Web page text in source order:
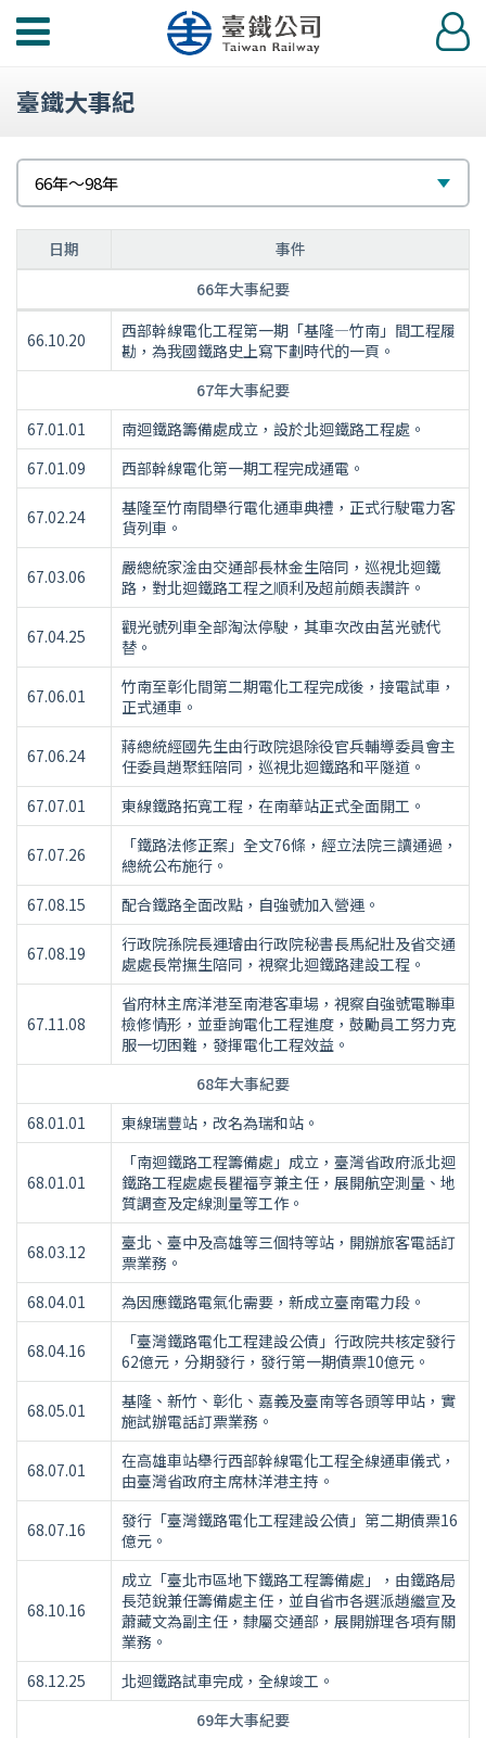
功
選
登
入
臺鐵大事紀
選
66年～98年
年
～
年
大
事
日期
事件
66年大事紀要
66.10.20
西部幹線電化工程第一期「基隆—竹南」間工程履
勘，為我國鐵路史上寫下劃時代的一頁。
67年大事紀要
67.01.01
南迴鐵路籌備處成立，設於北迴鐵路工程處。
67.01.09
西部幹線電化第一期工程完成通電。
67.02.24
基隆至竹南間舉行電化通車典禮，正式行駛電力客
貨列車。
67.03.06
嚴總統家淦由交通部長林金生陪同，巡視北迴鐵
路，對北迴鐵路工程之順利及超前頗表讚許。
67.04.25
觀光號列車全部淘汰停駛，其車次改由莒光號代
替。
67.06.01
竹南至彰化間第二期電化工程完成後，接電試車，
正式通車。
67.06.24
蔣總統經國先生由行政院退除役官兵輔導委員會主
任委員趙聚鈺陪同，巡視北迴鐵路和平隧道。
67.07.01
東線鐵路拓寬工程，在南華站正式全面開工。
67.07.26
「鐵路法修正案」全文76條，經立法院三讀通過，
總統公布施行。
67.08.15
配合鐵路全面改點，自強號加入營運。
67.08.19
行政院孫院長運璿由行政院秘書長馬紀壯及省交通
處處長常撫生陪同，視察北迴鐵路建設工程。
67.11.08
省府林主席洋港至南港客車場，視察自強號電聯車
檢修情形，並垂詢電化工程進度，鼓勵員工努力克
服一切困難，發揮電化工程效益。
68年大事紀要
68.01.01
東線瑞豐站，改名為瑞和站。
68.01.01
「南迴鐵路工程籌備處」成立，臺灣省政府派北迴
鐵路工程處處長瞿福亨兼主任，展開航空測量、地
質調查及定線測量等工作。
68.03.12
臺北、臺中及高雄等三個特等站，開辦旅客電話訂
票業務。
68.04.01
為因應鐵路電氣化需要，新成立臺南電力段。
68.04.16
「臺灣鐵路電化工程建設公債」行政院共核定發行
62億元，分期發行，發行第一期債票10億元。
68.05.01
基隆、新竹、彰化、嘉義及臺南等各頭等甲站，實
施試辦電話訂票業務。
68.07.01
在高雄車站舉行西部幹線電化工程全線通車儀式，
由臺灣省政府主席林洋港主持。
68.07.16
發行「臺灣鐵路電化工程建設公債」第二期債票16
億元。
68.10.16
成立「臺北市區地下鐵路工程籌備處」，由鐵路局
長范銳兼任籌備處主任，並自省市各選派趙繼宣及
蕭藏文為副主任，隸屬交通部，展開辦理各項有關
業務。
68.12.25
北迴鐵路試車完成，全線竣工。
69年大事紀要